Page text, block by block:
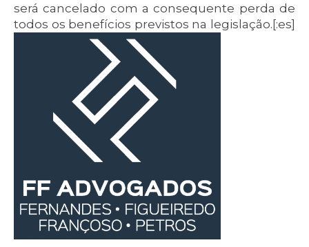
será cancelado com a consequente perda de
todos os benefícios previstos na legislação.[:es]